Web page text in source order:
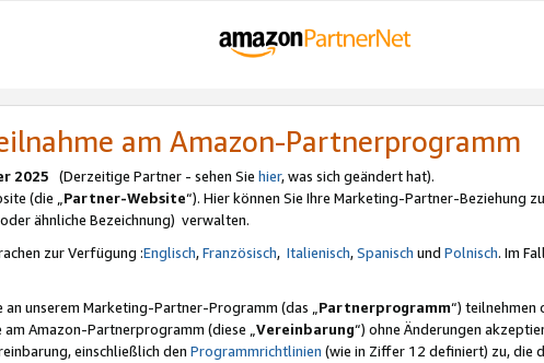
am Amazon-Partnerprogramm
2025 (Derzeitige Partner - sehen Sie hier, was sich geändert hat).
(die „Partner-Website“). Hier können Sie Ihre Marketing-Partner-Beziehung
ähnliche Bezeichnung) verwalten.
zur Verfügung :Englisch,Französisch, Italienisch,Spanisch und Polnisch. Im
unserem Marketing-Partner-Programm (das „Partnerprogramm“) teilnehmen
Amazon-Partnerprogramm (diese „Vereinbarung“) ohne Änderungen
einschließlich den Programmrichtlinien (wie in Ziffer 12 definiert) zu, die